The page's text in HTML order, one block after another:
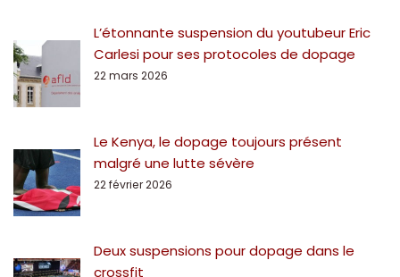
L’étonnante suspension du youtubeur Eric
Carlesi pour ses protocoles de dopage
22 mars 2026
Le Kenya, le dopage toujours présent
malgré une lutte sévère
22 février 2026
Deux suspensions pour dopage dans le
crossfit